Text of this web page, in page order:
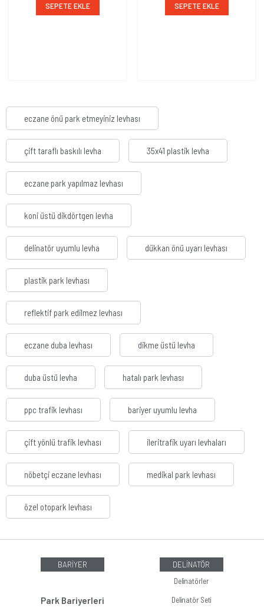
SEPETE EKLE SEPETE EKLE
eczane önü park etmeyiniz levhası
çift taraflı baskılı levha 35x41 plastik levha
eczane park yapılmaz levhası
koni üstü dikdörtgen levha
delinatör uyumlu levha dükkan önü uyarı levhası
plastik park levhası
reflektif park edilmez levhası
eczane duba levhası dikme üstü levha
duba üstü levha hatalı park levhası
ppc trafik levhası bariyer uyumlu levha
çift yönlü trafik levhası ileritrafik uyarı levhaları
nöbetçi eczane levhası medikal park levhası
özel otopark levhası
BARİYER
Park Bariyerleri
DELİNATÖR
Delinatörler
Delinatör Seti